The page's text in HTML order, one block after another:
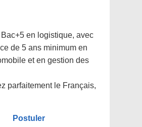
en logistique, avec
de 5 ans minimum en
et en gestion des
parfaitement le Français,
Postuler